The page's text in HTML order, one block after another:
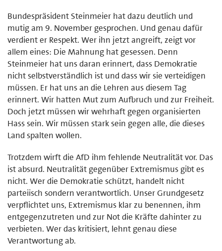
Bundespräsident Steinmeier hat dazu deutlich und
mutig am 9. November gesprochen. Und genau dafür
verdient er Respekt. Wer ihn jetzt angreift, zeigt vor
allem eines: Die Mahnung hat gesessen. Denn
Steinmeier hat uns daran erinnert, dass Demokratie
nicht selbstverständlich ist und dass wir sie verteidigen
müssen. Er hat uns an die Lehren aus diesem Tag
erinnert. Wir hatten Mut zum Aufbruch und zur Freiheit.
Doch jetzt müssen wir wehrhaft gegen organisierten
Hass sein. Wir müssen stark sein gegen alle, die dieses
Land spalten wollen.
Trotzdem wirft die AfD ihm fehlende Neutralität vor. Das
ist absurd. Neutralität gegenüber Extremismus gibt es
nicht. Wer die Demokratie schützt, handelt nicht
parteiisch sondern verantwortlich. Unser Grundgesetz
verpflichtet uns, Extremismus klar zu benennen, ihm
entgegenzutreten und zur Not die Kräfte dahinter zu
verbieten. Wer das kritisiert, lehnt genau diese
Verantwortung ab.